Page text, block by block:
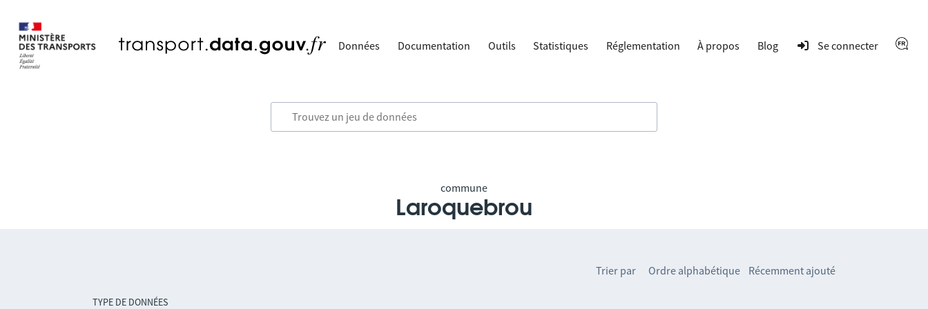
Données Documentation Outils Statistiques Réglementation À propos Blog Se connecter
commune
Laroquebrou
TYPE DE DONNÉES
Trier par Ordre alphabétique Récemment ajouté